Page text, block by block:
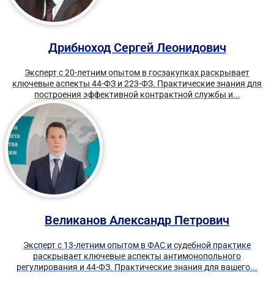
Дрибноход Сергей Леонидович
Эксперт с 20-летним опытом в госзакупках раскрывает
ключевые аспекты 44-ФЗ и 223-ФЗ. Практические знания для
построения эффективной контрактной службы и...
Великанов Александр Петрович
Эксперт с 13-летним опытом в ФАС и судебной практике
раскрывает ключевые аспекты антимонопольного
регулирования и 44-ФЗ. Практические знания для вашего...